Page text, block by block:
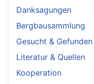
Danksagungen
Bergbausammlung
Gesucht & Gefunden
Literatur & Quellen
Kooperation